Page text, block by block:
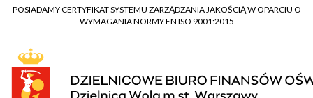
POSIADAMY CERTYFIKAT SYSTEMU ZARZĄDZANIA JAKOŚCIĄ W OPARCIU O
WYMAGANIA NORMY EN ISO 9001:2015